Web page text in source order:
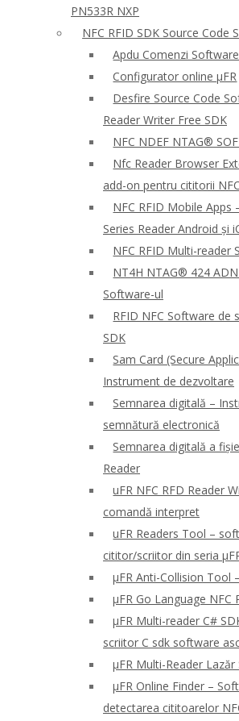
PN533R NXP
NFC RFID SDK Source Code
Apdu Comenzi
Configurator online μFR
Desfire Source Code
Reader Writer Free SDK
NFC NDEF NTAG®
Nfc Reader Browser
add-on pentru cititorii
NFC RFID Mobile Apps
Series Reader Android și
NFC RFID Multi-reader
NT4H NTAG® 424
Software-ul
RFID NFC Software de
SDK
Sam Card (Secure
Instrument de dezvoltare
Semnarea digitală –
semnătură electronică
Semnarea digitală a
Reader
uFR NFC RFD Reader
comandă interpret
uFR Readers Tool –
cititor/scriitor din seria
μFR Anti-Collision Tool
μFR Go Language NFC
μFR Multi-reader C#
scriitor C sdk software
μFR Multi-Reader Lazăr
μFR Online Finder –
detectarea cititoarelor